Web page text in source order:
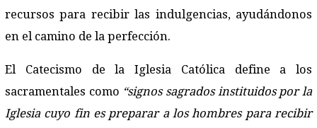
recursos para recibir las indulgencias, ayudándonos
en el camino de la perfección.
El Catecismo de la Iglesia Católica define a los
sacramentales como “signos sagrados instituidos por la
Iglesia cuyo fin es preparar a los hombres para recibir